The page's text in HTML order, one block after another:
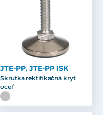
JTE-PP, JTE-PP ISK
Skrutka rektifikačná kryt
oceľ